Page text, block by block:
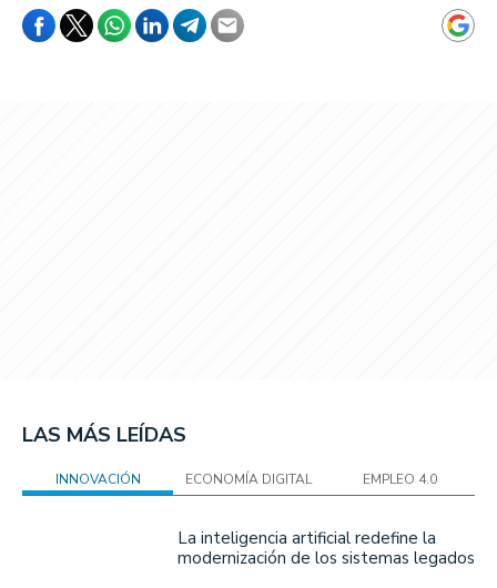
LAS MÁS LEÍDAS
INNOVACIÓN ECONOMÍA DIGITAL EMPLEO 4.0
La inteligencia artificial redefine la
modernización de los sistemas legados